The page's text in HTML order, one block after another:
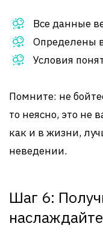
Все данные
Определены
Условия
Помните: не
то неясно, это не
как и в жизни,
неведении.
Шаг 6: